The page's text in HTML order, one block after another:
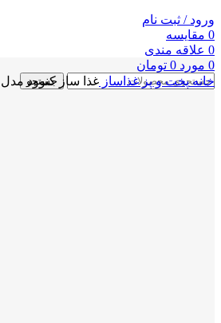
ورود / ثبت نام
0 مقايسه
0 علاقه مندی
0 مورد 0 تومان
جستجو خانهپخت و پزغذاساز غذا ساز کنوود مدل Fdm71.690Ss